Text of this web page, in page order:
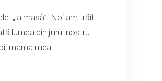
„la masă”. Noi am trăit
lumea din jurul nostru
mama mea ...